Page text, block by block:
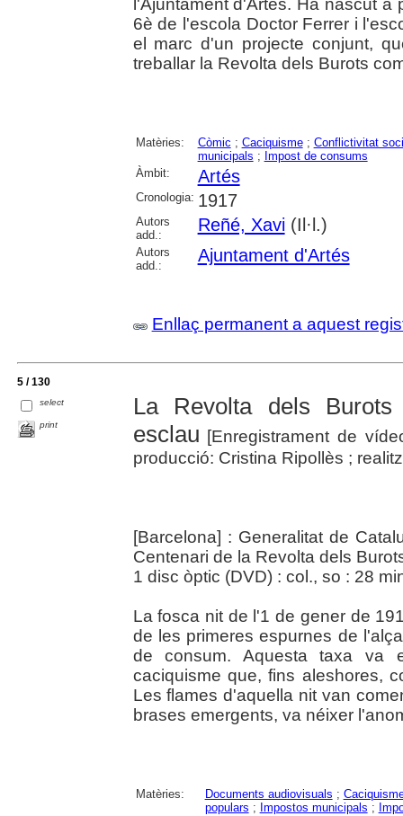
l'Ajuntament d'Artés. Ha nascut
6è de l'escola Doctor Ferrer i
el marc d'un projecte conjunt,
treballar la Revolta dels Burots
Matèries: Còmic ; Caciquisme; Conflictivitat
municipals ; Impost de consums
Àmbit:
Artés
Cronologia: 1917
Autors
add.:
Reñé, Xavi(Il·l.)
Autors
add.:
Ajuntament d'Artés
Enllaç permanent a aquest
5 / 130
select
print
La Revolta dels
esclau [Enregistrament de
producció: Cristina Ripollès ;
[Barcelona] : Generalitat de
Centenari de la Revolta dels
1 disc òptic (DVD) : col., so : 28
La fosca nit de l'1 de gener de
de les primeres espurnes de
de consum. Aquesta taxa va
caciquisme que, fins aleshores,
Les flames d'aquella nit van
brases emergents, va néixer
Matèries: Documents audiovisuals ;
populars ; Impostos municipals ;